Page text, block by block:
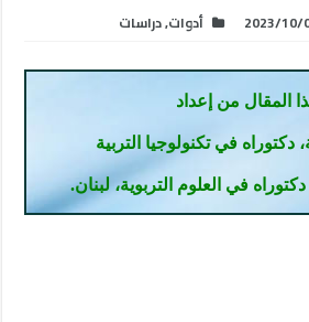
2023/10/ أدوات,دراسات
المقال من إعداد
في تكنولوجيا التربية
في العلوم التربوية، لبنان.